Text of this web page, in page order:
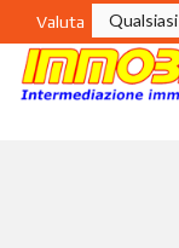
Valuta Qualsiasi